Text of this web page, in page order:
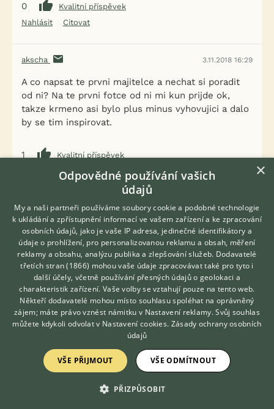
0
Kvalitní příspěvek
Nahlásit
Citovat
akscha 3.11.2018 16:29
A co napsat te prvni majitelce a nechat si poradit
od ni? Na te prvni fotce od ni mi kun prijde ok,
takze krmeno asi bylo plus minus vyhovujici a dalo
by se tim inspirovat.
1
Kvalitní příspěvek
Citovat
sisi58 3.11.2018 17:46
Čajda napsal(a):
Aha, takže kladné reakce se přidávat mohou,
ale záporné ne? Proč by měla být záporná
reakce hned pomluva? Že se něco nepovede,
to je prostě holt riziko podnikání.... Prostě mám
špatnou zkušenost s touto výživářkou, co je na
tom... Nejsem sama, vím osobně o dvou
případech, které dopadly stejně. Ale protože
málokdo chce veřejně napsat nekladnou reakci
(viz reakce pode mnou zde, člověk s jiným a
nedejbože záporným názorem je kamenován),
tak prostě mlčí.
Hledáte zvířecího kamaráda?
Zdarma vám poradí
VETERINÁŘ ONLINE
KONZULTOVAT S
VETERINÁŘEM
×
Odpovědné používání vašich
údajů
My a naši partneři používáme soubory cookie a podobné technologie
k ukládání a zpřístupnění informací ve vašem zařízení a ke zpracování
osobních údajů, jako je vaše IP adresa, jedinečné identifikátory a
údaje o prohlížení, pro personalizovanou reklamu a obsah, měření
reklamy a obsahu, analýzu publika a zlepšování služeb. Dodavatelé
třetích stran (1866) mohou vaše údaje zpracovávat také pro tyto i
další účely, včetně používání přesných údajů o geolokaci a
charakteristik zařízení. Vaše volby se vztahují pouze na tento web.
Někteří dodavatelé mohou místo souhlasu spoléhat na oprávněný
zájem; máte právo vznést námitku v Nastavení reklamy. Svůj souhlas
můžete kdykoli odvolat v Nastavení cookies. Zásady ochrany osobních
údajů
VŠE PŘIJMOUT VŠE ODMÍTNOUT
PŘIZPŮSOBIT